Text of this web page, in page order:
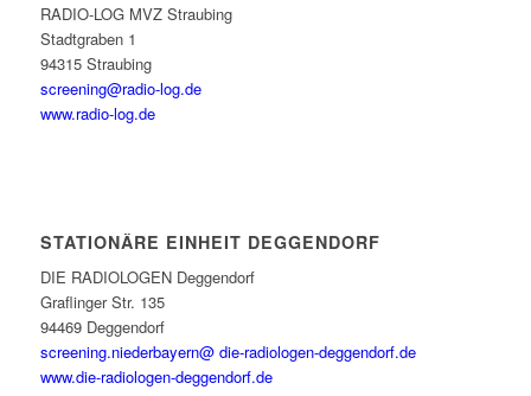
RADIO-LOG MVZ Straubing
Stadtgraben 1
94315 Straubing
screening@radio-log.de
www.radio-log.de
STATIONÄRE EINHEIT DEGGENDORF
DIE RADIOLOGEN Deggendorf
Graflinger Str. 135
94469 Deggendorf
screening.niederbayern@ die-radiologen-deggendorf.de
www.die-radiologen-deggendorf.de